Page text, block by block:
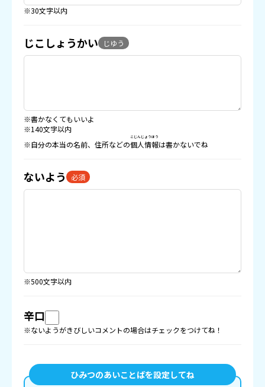
※30文字以内
じこしょうかい じゆう
※書かなくてもいいよ
※140文字以内
※自分の本当の名前、住所などの個人情報
こじんじょうほう
は書かないでね
ないよう 必須
※500文字以内
辛口
※ないようがきびしいコメントの場合はチェックをつけてね！
ひみつのあいことばを設定してね